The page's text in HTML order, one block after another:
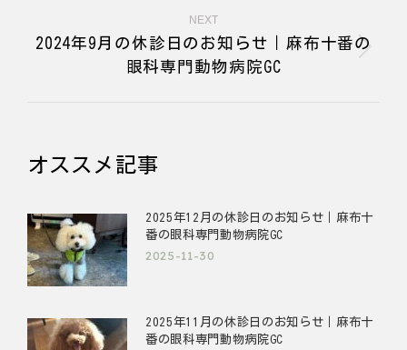
NEXT
Next
post:
2024年9月の休診日のお知らせ｜麻布十番の
眼科専門動物病院GC
オススメ記事
2025年12月の休診日のお知らせ｜麻布十
番の眼科専門動物病院GC
2025-11-30
2025年11月の休診日のお知らせ｜麻布十
番の眼科専門動物病院GC